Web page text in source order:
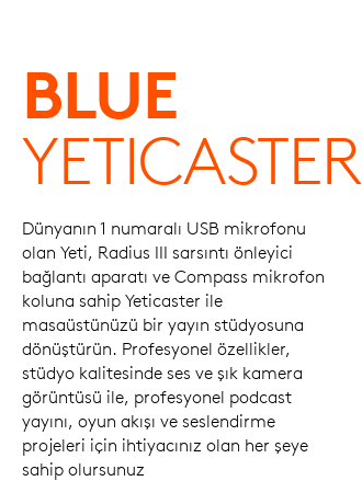
BLUE
YETICASTER
Dünyanın 1 numaralı USB mikrofonu
olan Yeti, Radius III sarsıntı önleyici
bağlantı aparatı ve Compass mikrofon
koluna sahip Yeticaster ile
masaüstünüzü bir yayın stüdyosuna
dönüştürün. Profesyonel özellikler,
stüdyo kalitesinde ses ve şık kamera
görüntüsü ile, profesyonel podcast
yayını, oyun akışı ve seslendirme
projeleri için ihtiyacınız olan her şeye
sahip olursunuz